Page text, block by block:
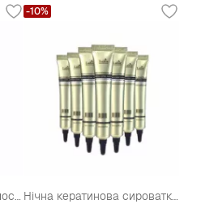
Кератиновий захист волосся під час фарбування Нічна кератинова сироватка для волосся
-10%